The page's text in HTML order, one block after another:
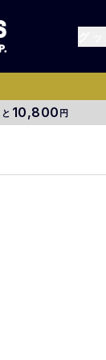
グッズ
種
10,800円